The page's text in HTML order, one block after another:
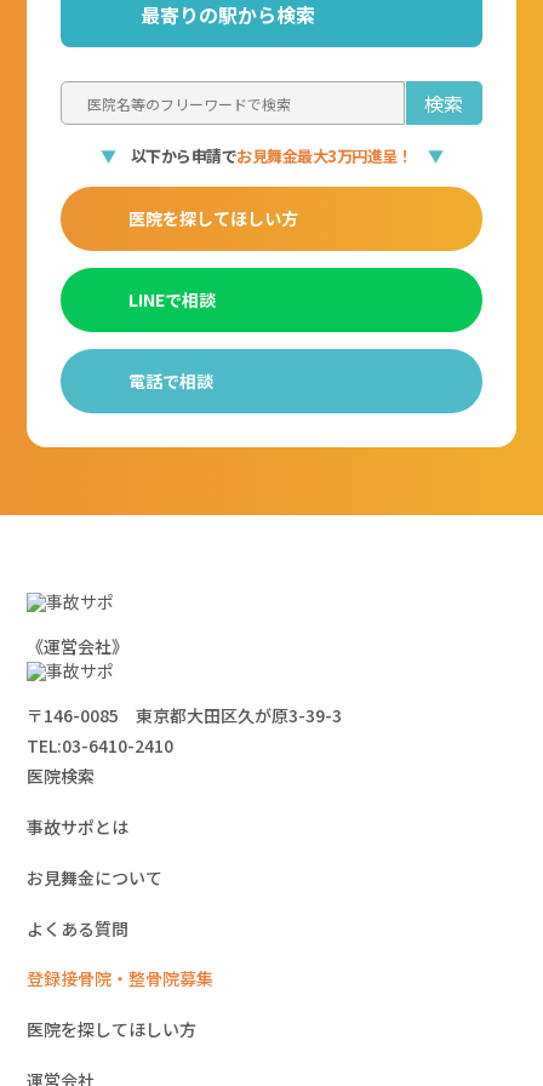
無料相談
365日
最寄りの駅から検索
▼以下から申請でお見舞金最大3万円進呈！ ▼
医院を探してほしい方
LINEで相談
電話で相談
《運営会社》
〒146-0085 東京都大田区久が原3-39-3
TEL:03-6410-2410
医院検索
事故サポとは
お見舞金について
よくある質問
登録接骨院・整骨院募集
医院を探してほしい方
運営会社